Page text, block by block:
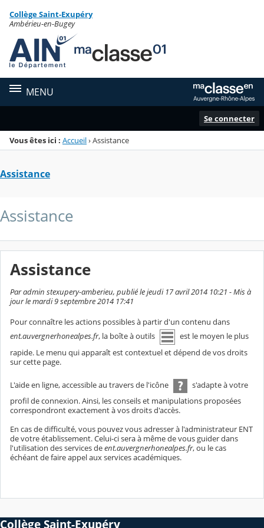
Menu de la rubrique
Contenu
Collège Saint-Exupéry
Ambérieu-en-Bugey
MENU
Se connecter
Vous êtes ici : Accueil›Assistance
Assistance
Assistance
Assistance
Par admin stexupery-amberieu, publié le jeudi 17 avril 2014 10:21 - Mis à
jour le mardi 9 septembre 2014 17:41
Pour connaître les actions possibles à partir d'un contenu dans
ent.auvergnerhonealpes.fr, la boîte à outils
est le moyen le plus
rapide. Le menu qui apparaît est contextuel et dépend de vos droits
sur cette page.
L'aide en ligne, accessible au travers de l'icône
s'adapte à votre
profil de connexion. Ainsi, les conseils et manipulations proposées
correspondront exactement à vos droits d'accès.
En cas de difficulté, vous pouvez vous adresser à l'administrateur ENT
de votre établissement. Celui-ci sera à même de vous guider dans
l'utilisation des services deent.auvergnerhonealpes.fr, ou le cas
échéant de faire appel aux services académiques.
Collège Saint-Exupéry